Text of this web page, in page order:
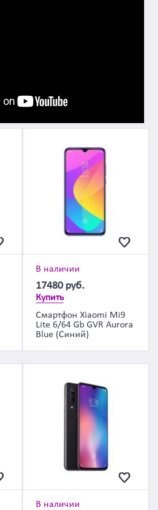
В наличии
17480 руб.
Купить
Смартфон Xiaomi Mi9
Lite 6/64 Gb GVR Aurora
Blue (Синий)
В наличии